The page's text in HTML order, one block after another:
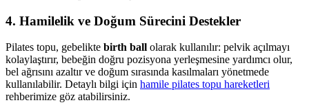
4. Hamilelik ve Doğum Sürecini Destekler
Pilates topu, gebelikte birth ball olarak kullanılır: pelvik açılmayı
kolaylaştırır, bebeğin doğru pozisyona yerleşmesine yardımcı olur,
bel ağrısını azaltır ve doğum sırasında kasılmaları yönetmede
kullanılabilir. Detaylı bilgi için hamile pilates topu hareketleri
rehberimize göz atabilirsiniz.